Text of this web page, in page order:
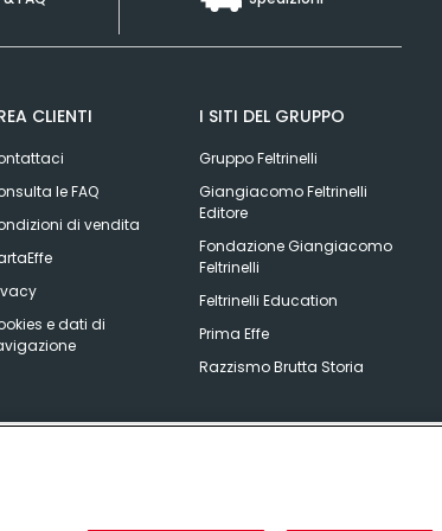
CLIENTI
le FAQ
di vendita
e dati di
I SITI DEL GRUPPO
Gruppo Feltrinelli
Giangiacomo Feltrinelli
Editore
Fondazione Giangiacomo
Feltrinelli
Feltrinelli Education
Prima Effe
Razzismo Brutta Storia